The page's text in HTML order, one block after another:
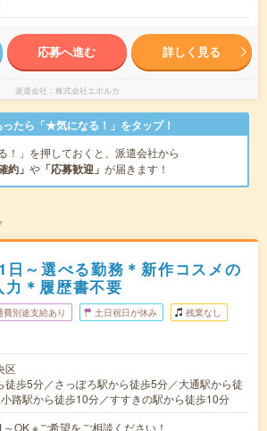
応募へ進む 詳しく見る
派遣会社 株式会社エボルカ
たら「★気になる！」をタップ！
！」を押しておくと、派遣会社から
約」 や 「応募歓迎」 が届きます！
～選べる勤務＊新作コスメの
＊履歴書不要
費別途支給あり 土日祝日が休み 残業なし
区
徒歩5分／さっぽろ駅から徒歩5分／大通駅から徒
路駅から徒歩10分／すすきの駅から徒歩10分
～OK ※ご希望をご相談ください！